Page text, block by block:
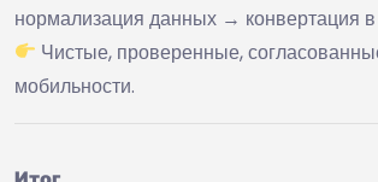
нормализация данных → конвертация в
Чистые, проверенные,
мобильности.